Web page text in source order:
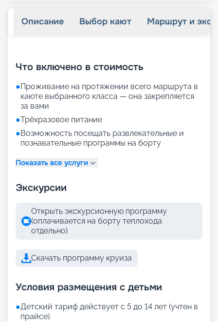
Описание Выбор кают Маршрут и
Что включено в стоимость
●Проживание на протяжении всего маршрута в
каюте выбранного класса — она закрепляется
за вами
●Трёхразовое питание
●Возможность посещать развлекательные и
познавательные программы на борту
Показать все услуги
Экскурсии
Открыть экскурсионную программу
(оплачивается на борту теплохода
отдельно)
Скачать программу круиза
Условия размещения с детьми
●Детский тариф действует с 5 до 14 лет (учтен в
прайсе).